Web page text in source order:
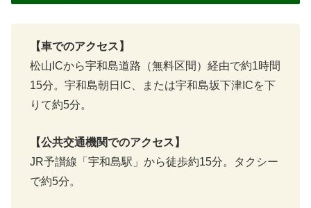
【車でのアクセス】
松山ICから宇和島道路（無料区間）経由で約1時間
15分。宇和島朝日IC、または宇和島坂下津ICを下
りて約5分。
【公共交通機関でのアクセス】
JR予讃線「宇和島駅」から徒歩約15分。タクシー
で約5分。